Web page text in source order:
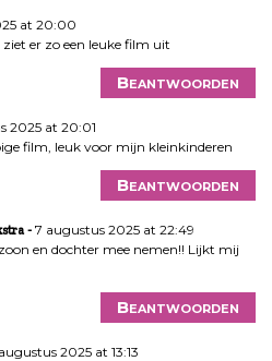
at 20:00
er zo een leuke film uit
Beantwoorden
2025 at 20:01
film, leuk voor mijn kleinkinderen
Beantwoorden
7 augustus 2025 at 22:49
en dochter mee nemen!! Lijkt mij
Beantwoorden
2025 at 13:13